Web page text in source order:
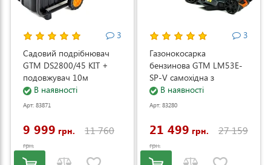
3
Садовий подрібнювач
GTM DS2800/45 KIT +
подовжувач 10м
(DS2800/45_KIT+ext.cord)
В наявності
Арт: 83871
9 999 грн. 11 760
грн.
3
Газонокосарка
бензинова GTM LM53E-
SP-V самохідна з
електростартером та
регулюванням швидкості
В наявності
Арт: 83280
21 499 грн. 27 159
грн.